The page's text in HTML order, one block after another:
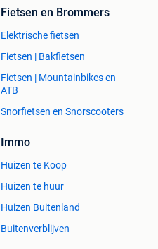
Fietsen en Brommers
Elektrische fietsen
Fietsen | Bakfietsen
Fietsen | Mountainbikes en
ATB
Snorfietsen en Snorscooters
Immo
Huizen te Koop
Huizen te huur
Huizen Buitenland
Buitenverblijven